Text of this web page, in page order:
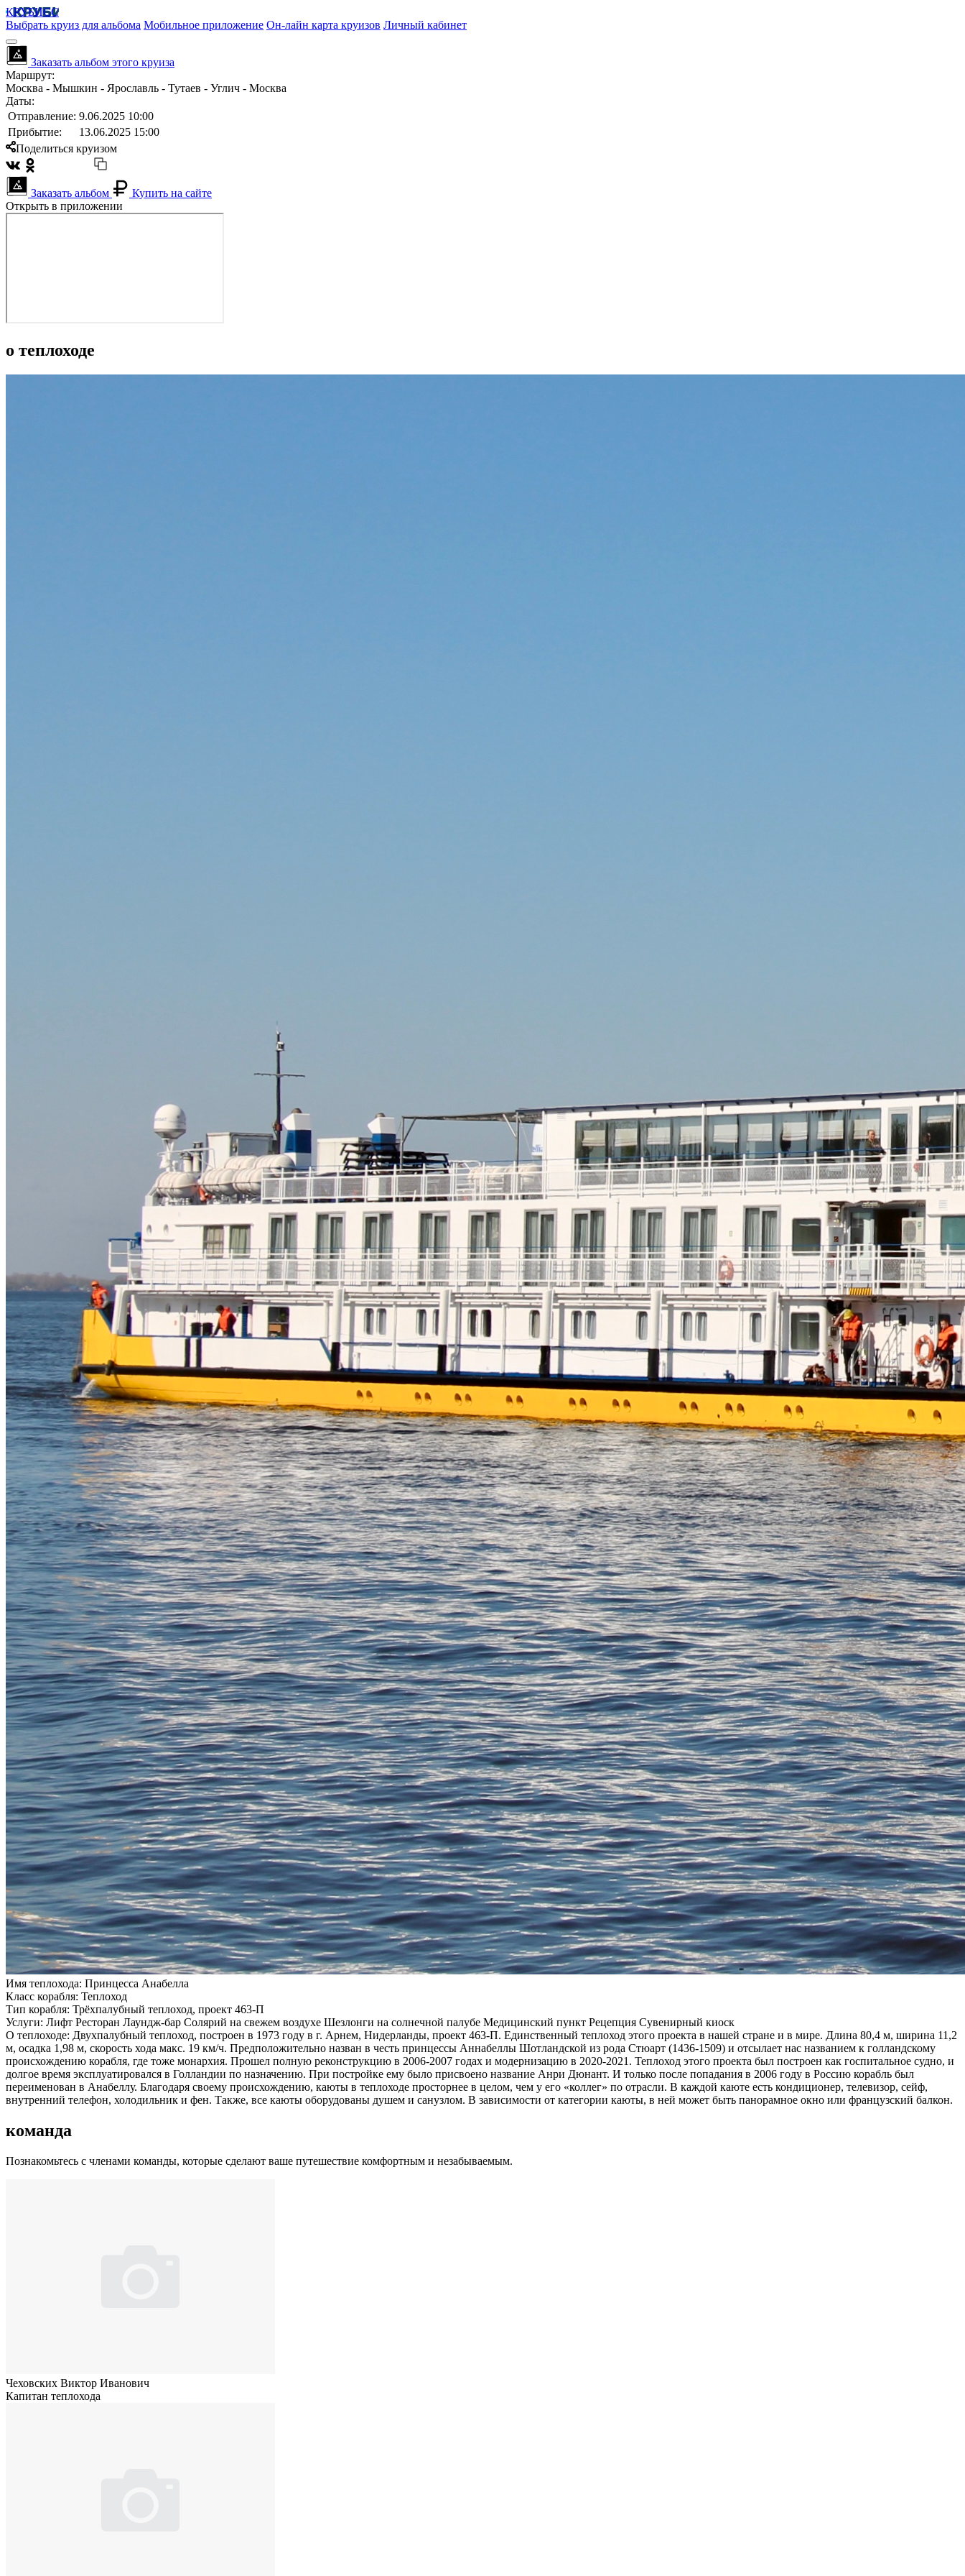
КРУБИСС
Выбрать круиз для альбома Мобильное приложение Он-лайн карта круизов Личный кабинет
Заказать альбом этого круиза
Маршрут:
Москва - Мышкин - Ярославль - Тутаев - Углич - Москва
Даты:
Отправление: 9.06.2025 10:00
Прибытие:
13.06.2025 15:00
Поделиться круизом
Заказать альбом
Купить на сайте
Открыть в приложении
о теплоходе
Имя теплохода: Принцесса Анабелла
Класс корабля: Теплоход
Тип корабля: Трёхпалубный теплоход, проект 463-П
Услуги: Лифт Ресторан Лаундж-бар Солярий на свежем воздухе Шезлонги на солнечной палубе Медицинский пункт Рецепция Сувенирный киоск
О теплоходе: Двухпалубный теплоход, построен в 1973 году в г. Арнем, Нидерланды, проект 463-П. Единственный теплоход этого проекта в нашей стране и в мире. Длина 80,4 м, ширина 11,2
м, осадка 1,98 м, скорость хода макс. 19 км/ч. Предположительно назван в честь принцессы Аннабеллы Шотландской из рода Стюарт (1436-1509) и отсылает нас названием к голландскому
происхождению корабля, где тоже монархия. Прошел полную реконструкцию в 2006-2007 годах и модернизацию в 2020-2021. Теплоход этого проекта был построен как госпитальное судно, и
долгое время эксплуатировался в Голландии по назначению. При постройке ему было присвоено название Анри Дюнант. И только после попадания в 2006 году в Россию корабль был
переименован в Анабеллу. Благодаря своему происхождению, каюты в теплоходе просторнее в целом, чем у его «коллег» по отрасли. В каждой каюте есть кондиционер, телевизор, сейф,
внутренний телефон, холодильник и фен. Также, все каюты оборудованы душем и санузлом. В зависимости от категории каюты, в ней может быть панорамное окно или французский балкон.
команда
Познакомьтесь с членами команды, которые сделают ваше путешествие комфортным и незабываемым.
Чеховских Виктор Иванович
Капитан теплохода